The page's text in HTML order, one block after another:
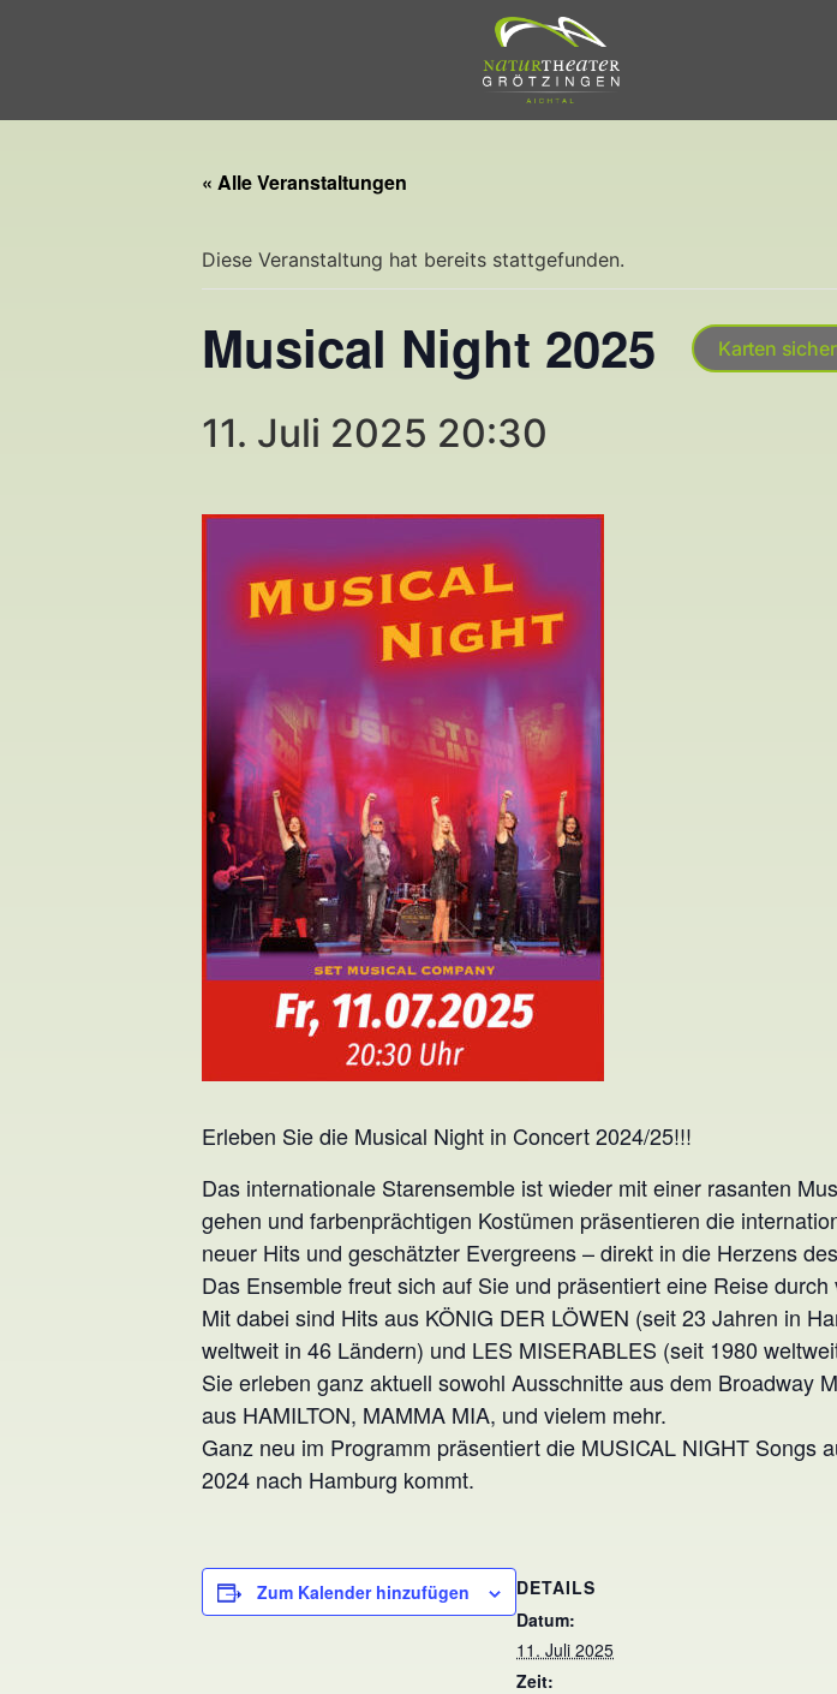
« Alle Veranstaltungen
Diese Veranstaltung hat bereits stattgefunden.
Musical Night 2025 Karten
11. Juli 2025 20:30
Erleben Sie die Musical Night in Concert 2024/25!!!
Das internationale Starensemble ist wieder mit einer rasanten
gehen und farbenprächtigen Kostümen präsentieren die
neuer Hits und geschätzter Evergreens – direkt in die Herzens
Das Ensemble freut sich auf Sie und präsentiert eine Reise
Mit dabei sind Hits aus KÖNIG DER LÖWEN (seit 23 Jahren in
weltweit in 46 Ländern) und LES MISERABLES (seit 1980
Sie erleben ganz aktuell sowohl Ausschnitte aus dem Broadway
aus HAMILTON, MAMMA MIA, und vielem mehr.
Ganz neu im Programm präsentiert die MUSICAL NIGHT Songs
2024 nach Hamburg kommt.
Zum Kalender hinzufügen
DETAILS
Datum:
11. Juli 2025
Zeit: